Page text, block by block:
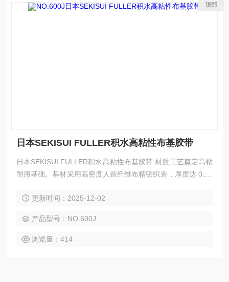
日本SEKISUI FULLER积水高粘性布基胶带
日本SEKISUI FULLER积水高粘性布基胶带 材质工艺奠定高粘
耐用基础。基材采用高密度人造纤维布精密织造，厚度达 0.14
手工即可轻松撕断，无需借助工具。胶层选用 SEKISUI Fuller
紧密贴合，对纸箱、金属、塑料等多类表面均有附着力，且保
持力仅 0.1m
更新时间：2025-12-02
产品型号：NO.600J
浏览量：414
顶部